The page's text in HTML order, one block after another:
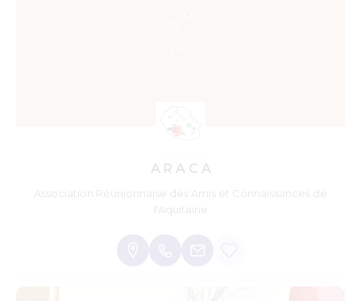
A R A C A
Association Réunionnaise des Amis et Connaissances de
l'Aquitaine